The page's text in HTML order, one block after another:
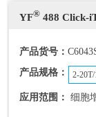
YF® 488 Click-
产品货号：
产品规格：
2-
应用范围： 细胞